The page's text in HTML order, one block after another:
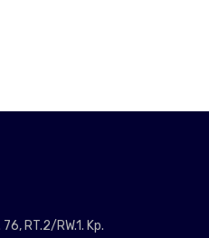
RT.2/RW.1. Kp.